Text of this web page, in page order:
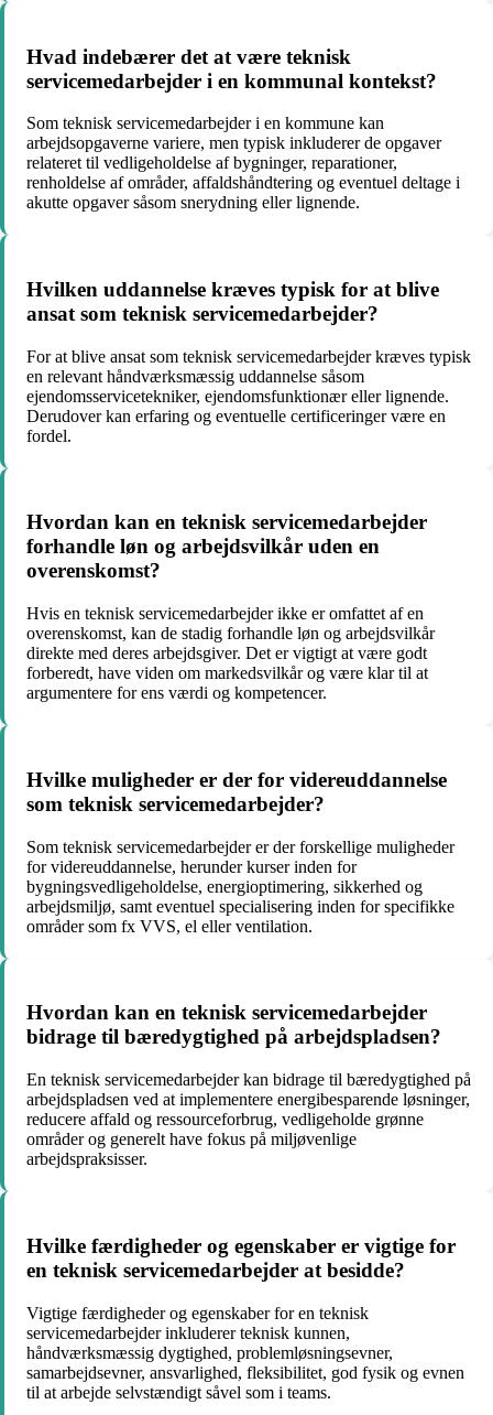
Hvad indebærer det at være teknisk
servicemedarbejder i en kommunal kontekst?
Som teknisk servicemedarbejder i en kommune kan
arbejdsopgaverne variere, men typisk inkluderer de opgaver
relateret til vedligeholdelse af bygninger, reparationer,
renholdelse af områder, affaldshåndtering og eventuel deltage i
akutte opgaver såsom snerydning eller lignende.
Hvilken uddannelse kræves typisk for at blive
ansat som teknisk servicemedarbejder?
For at blive ansat som teknisk servicemedarbejder kræves typisk
en relevant håndværksmæssig uddannelse såsom
ejendomsservicetekniker, ejendomsfunktionær eller lignende.
Derudover kan erfaring og eventuelle certificeringer være en
fordel.
Hvordan kan en teknisk servicemedarbejder
forhandle løn og arbejdsvilkår uden en
overenskomst?
Hvis en teknisk servicemedarbejder ikke er omfattet af en
overenskomst, kan de stadig forhandle løn og arbejdsvilkår
direkte med deres arbejdsgiver. Det er vigtigt at være godt
forberedt, have viden om markedsvilkår og være klar til at
argumentere for ens værdi og kompetencer.
Hvilke muligheder er der for videreuddannelse
som teknisk servicemedarbejder?
Som teknisk servicemedarbejder er der forskellige muligheder
for videreuddannelse, herunder kurser inden for
bygningsvedligeholdelse, energioptimering, sikkerhed og
arbejdsmiljø, samt eventuel specialisering inden for specifikke
områder som fx VVS, el eller ventilation.
Hvordan kan en teknisk servicemedarbejder
bidrage til bæredygtighed på arbejdspladsen?
En teknisk servicemedarbejder kan bidrage til bæredygtighed på
arbejdspladsen ved at implementere energibesparende løsninger,
reducere affald og ressourceforbrug, vedligeholde grønne
områder og generelt have fokus på miljøvenlige
arbejdspraksisser.
Hvilke færdigheder og egenskaber er vigtige for
en teknisk servicemedarbejder at besidde?
Vigtige færdigheder og egenskaber for en teknisk
servicemedarbejder inkluderer teknisk kunnen,
håndværksmæssig dygtighed, problemløsningsevner,
samarbejdsevner, ansvarlighed, fleksibilitet, god fysik og evnen
til at arbejde selvstændigt såvel som i teams.